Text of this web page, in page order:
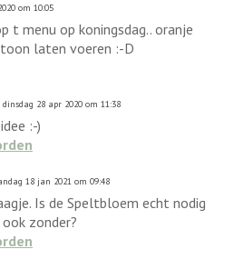
om 10:05
t menu op koningsdag.. oranje
laten voeren :-D
dinsdag 28 apr 2020 om 11:38
:-)
18 jan 2021 om 09:48
Is de Speltbloem echt nodig
zonder?